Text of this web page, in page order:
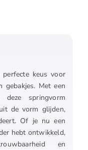
keus voor
gebakjes. Met een
deze springvorm
de vorm glijden,
Of je nu een
hebt ontwikkeld,
en